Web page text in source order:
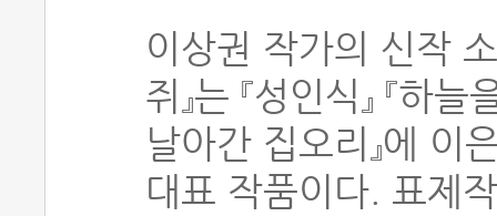
이상권 작가의 신작
쥐』는 『성인식』 『하
날아간 집오리』에 이
대표 작품이다. 표제작